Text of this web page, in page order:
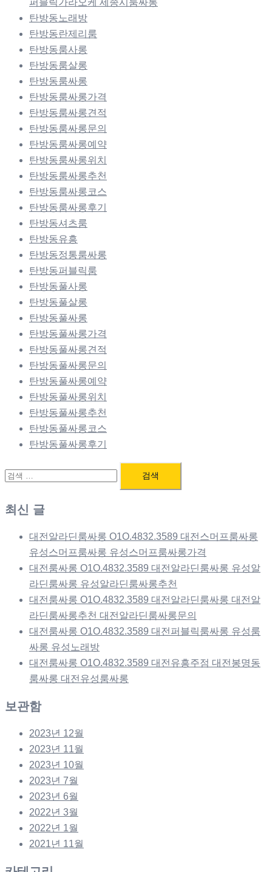
탄방동노래방
탄방동란제리룸
탄방동룸사롱
탄방동룸살롱
탄방동룸싸롱
탄방동룸싸롱가격
탄방동룸싸롱견적
탄방동룸싸롱문의
탄방동룸싸롱예약
탄방동룸싸롱위치
탄방동룸싸롱추천
탄방동룸싸롱코스
탄방동룸싸롱후기
탄방동셔츠룸
탄방동유흥
탄방동정통룸싸롱
탄방동퍼블릭룸
탄방동풀사롱
탄방동풀살롱
탄방동풀싸롱
탄방동풀싸롱가격
탄방동풀싸롱견적
탄방동풀싸롱문의
탄방동풀싸롱예약
탄방동풀싸롱위치
탄방동풀싸롱추천
탄방동풀싸롱코스
탄방동풀싸롱후기
검
색:
최신 글
대전알라딘룸싸롱 O1O.4832.3589 대전스머프룸싸롱
유성스머프룸싸롱 유성스머프룸싸롱가격
대전룸싸롱 O1O.4832.3589 대전알라딘룸싸롱 유성알
라딘룸싸롱 유성알라딘룸싸롱추천
대전룸싸롱 O1O.4832.3589 대전알라딘룸싸롱 대전알
라딘룸싸롱추천 대전알라딘룸싸롱문의
대전룸싸롱 O1O.4832.3589 대전퍼블릭룸싸롱 유성룸
싸롱 유성노래방
대전룸싸롱 O1O.4832.3589 대전유흥주점 대전봉명동
룸싸롱 대전유성룸싸롱
보관함
2023년 12월
2023년 11월
2023년 10월
2023년 7월
2023년 6월
2022년 3월
2022년 1월
2021년 11월